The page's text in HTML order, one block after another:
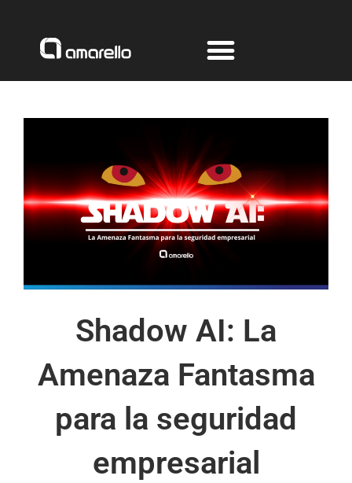
contenido
Shadow AI: La
Amenaza Fantasma
para la seguridad
empresarial